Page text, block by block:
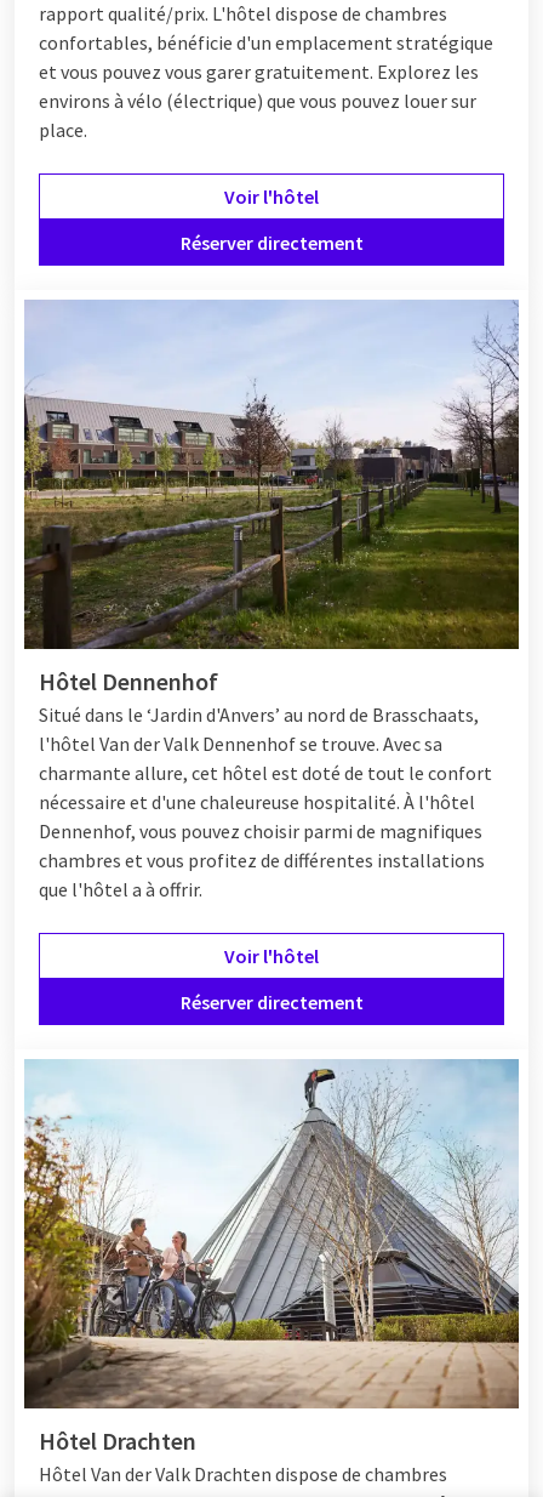
rapport qualité/prix. L'hôtel dispose de chambres
confortables, bénéficie d'un emplacement stratégique
et vous pouvez vous garer gratuitement. Explorez les
environs à vélo (électrique) que vous pouvez louer sur
place.
Voir l'hôtel
Réserver directement
Hôtel Dennenhof
Situé dans le ‘Jardin d'Anvers’ au nord de Brasschaats,
l'hôtel Van der Valk Dennenhof se trouve. Avec sa
charmante allure, cet hôtel est doté de tout le confort
nécessaire et d'une chaleureuse hospitalité. À l'hôtel
Dennenhof, vous pouvez choisir parmi de magnifiques
chambres et vous profitez de différentes installations
que l'hôtel a à offrir.
Voir l'hôtel
Réserver directement
Hôtel Drachten
Hôtel Van der Valk Drachten dispose de chambres